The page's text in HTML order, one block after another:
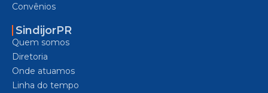
Convênios
SindijorPR
Quem somos
Diretoria
Onde atuamos
Linha do tempo